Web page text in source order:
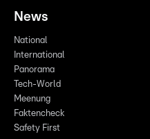
News
National
International
Panorama
Tech-World
Meenung
Faktencheck
Safety First